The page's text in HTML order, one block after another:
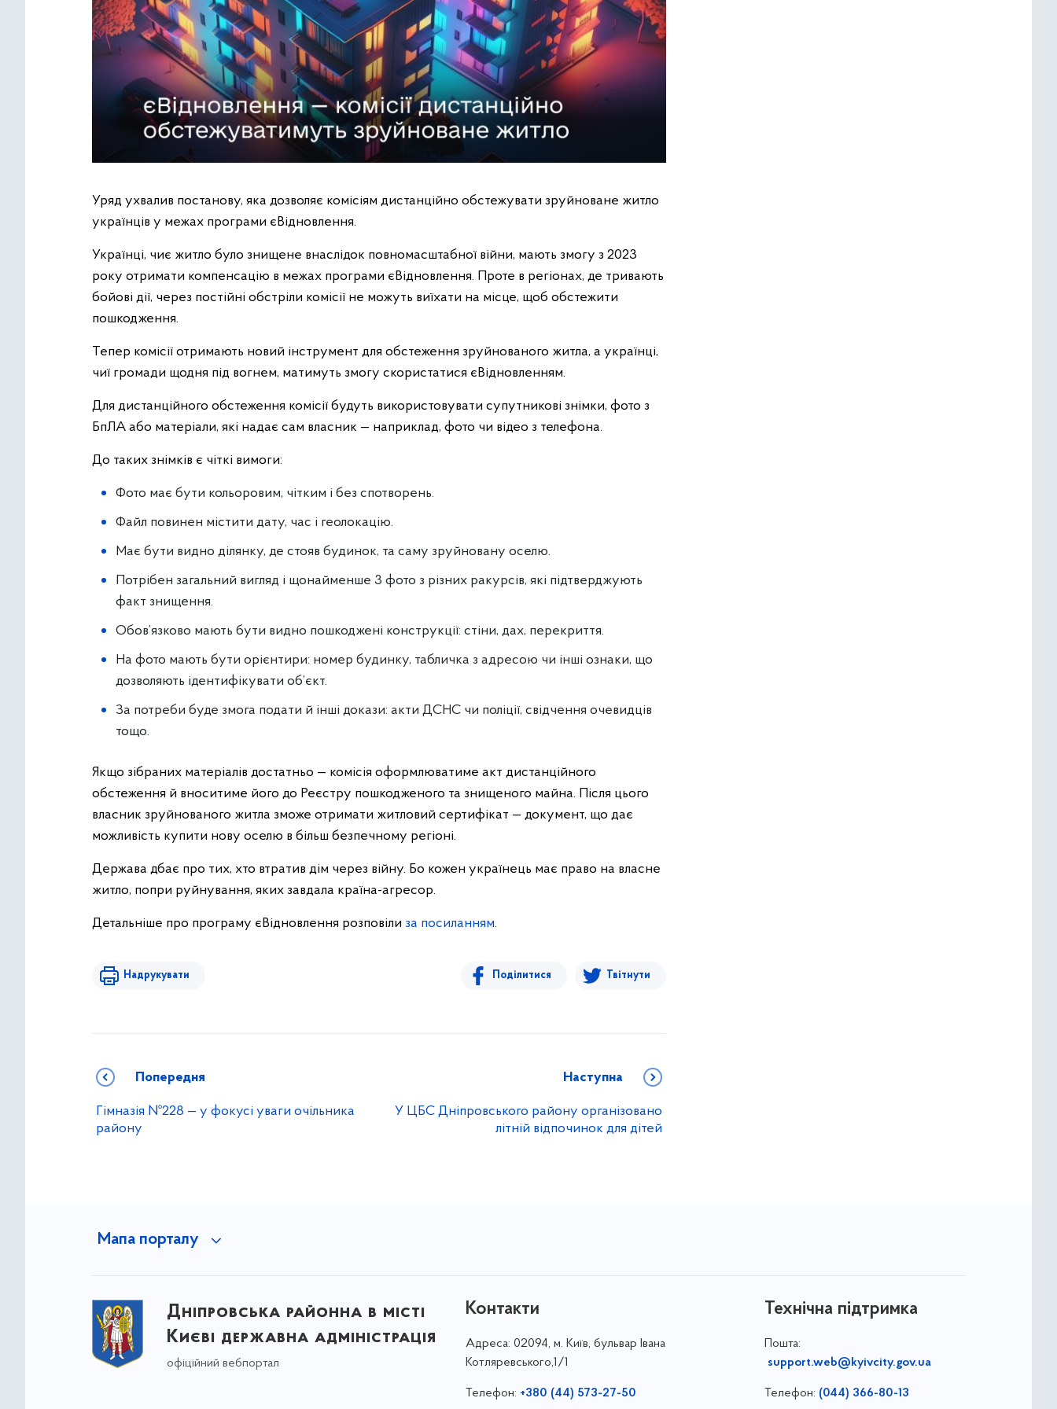
Уряд ухвалив постанову, яка дозволяє комісіям дистанційно обстежувати зруйноване житло
українців у межах програми єВідновлення.
Українці, чиє житло було знищене внаслідок повномасштабної війни, мають змогу з 2023
року отримати компенсацію в межах програми єВідновлення. Проте в регіонах, де тривають
бойові дії, через постійні обстріли комісії не можуть виїхати на місце, щоб обстежити
пошкодження.
Тепер комісії отримають новий інструмент для обстеження зруйнованого житла, а українці,
чиї громади щодня під вогнем, матимуть змогу скористатися єВідновленням.
Для дистанційного обстеження комісії будуть використовувати супутникові знімки, фото з
БпЛА або матеріали, які надає сам власник — наприклад, фото чи відео з телефона.
До таких знімків є чіткі вимоги:
Фото має бути кольоровим, чітким і без спотворень.
Файл повинен містити дату, час і геолокацію.
Має бути видно ділянку, де стояв будинок, та саму зруйновану оселю.
Потрібен загальний вигляд і щонайменше 3 фото з різних ракурсів, які підтверджують
факт знищення.
Обов’язково мають бути видно пошкоджені конструкції: стіни, дах, перекриття.
На фото мають бути орієнтири: номер будинку, табличка з адресою чи інші ознаки, що
дозволяють ідентифікувати об’єкт.
За потреби буде змога подати й інші докази: акти ДСНС чи поліції, свідчення очевидців
тощо.
Якщо зібраних матеріалів достатньо — комісія оформлюватиме акт дистанційного
обстеження й вноситиме його до Реєстру пошкодженого та знищеного майна. Після цього
власник зруйнованого житла зможе отримати житловий сертифікат — документ, що дає
можливість купити нову оселю в більш безпечному регіоні.
Держава дбає про тих, хто втратив дім через війну. Бо кожен українець має право на власне
житло, попри руйнування, яких завдала країна-агресор.
Детальніше про програму єВідновлення розповіли за посиланням.
Надрукувати Поділитися Твітнути
Попередня
Гімназія №228 — у фокусі уваги очільника
району
Наступна
У ЦБС Дніпровського району організовано
літній відпочинок для дітей
Мапа порталу
Дніпровська районна в місті
Києві державна адміністрація
офіційний вебпортал
Контакти
Адреса: 02094, м. Київ, бульвар Івана
Котляревського,1/1
Телефон: +380 (44) 573-27-50
Технічна підтримка
Пошта:
support.web@kyivcity.gov.ua
Телефон: (044) 366-80-13